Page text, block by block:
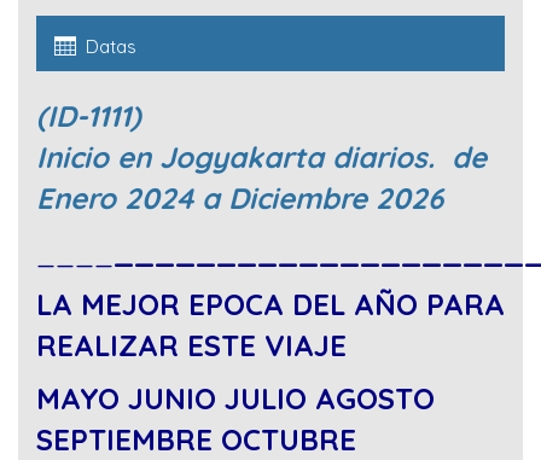
Datas
(ID-1111)
Inicio en Jogyakarta diarios. de
Enero 2024 a Diciembre 2026
LA MEJOR EPOCA DEL AÑO PARA
REALIZAR ESTE VIAJE
MAYO JUNIO JULIO AGOSTO
SEPTIEMBRE OCTUBRE